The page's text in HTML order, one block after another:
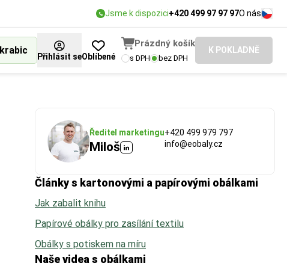
Jsme k dispozici+420 499 97 97 97O nás
Přihlásit seOblíbené
Prázdný košík
s DPH bez DPH
K POKLADNĚ
Ředitel marketingu
Miloš
+420 499 979 797
info@eobaly.cz
Články s kartonovými a papírovými obálkami
Jak zabalit knihu
Papírové obálky pro zasílání textilu
Obálky s potiskem na míru
Naše videa s obálkami